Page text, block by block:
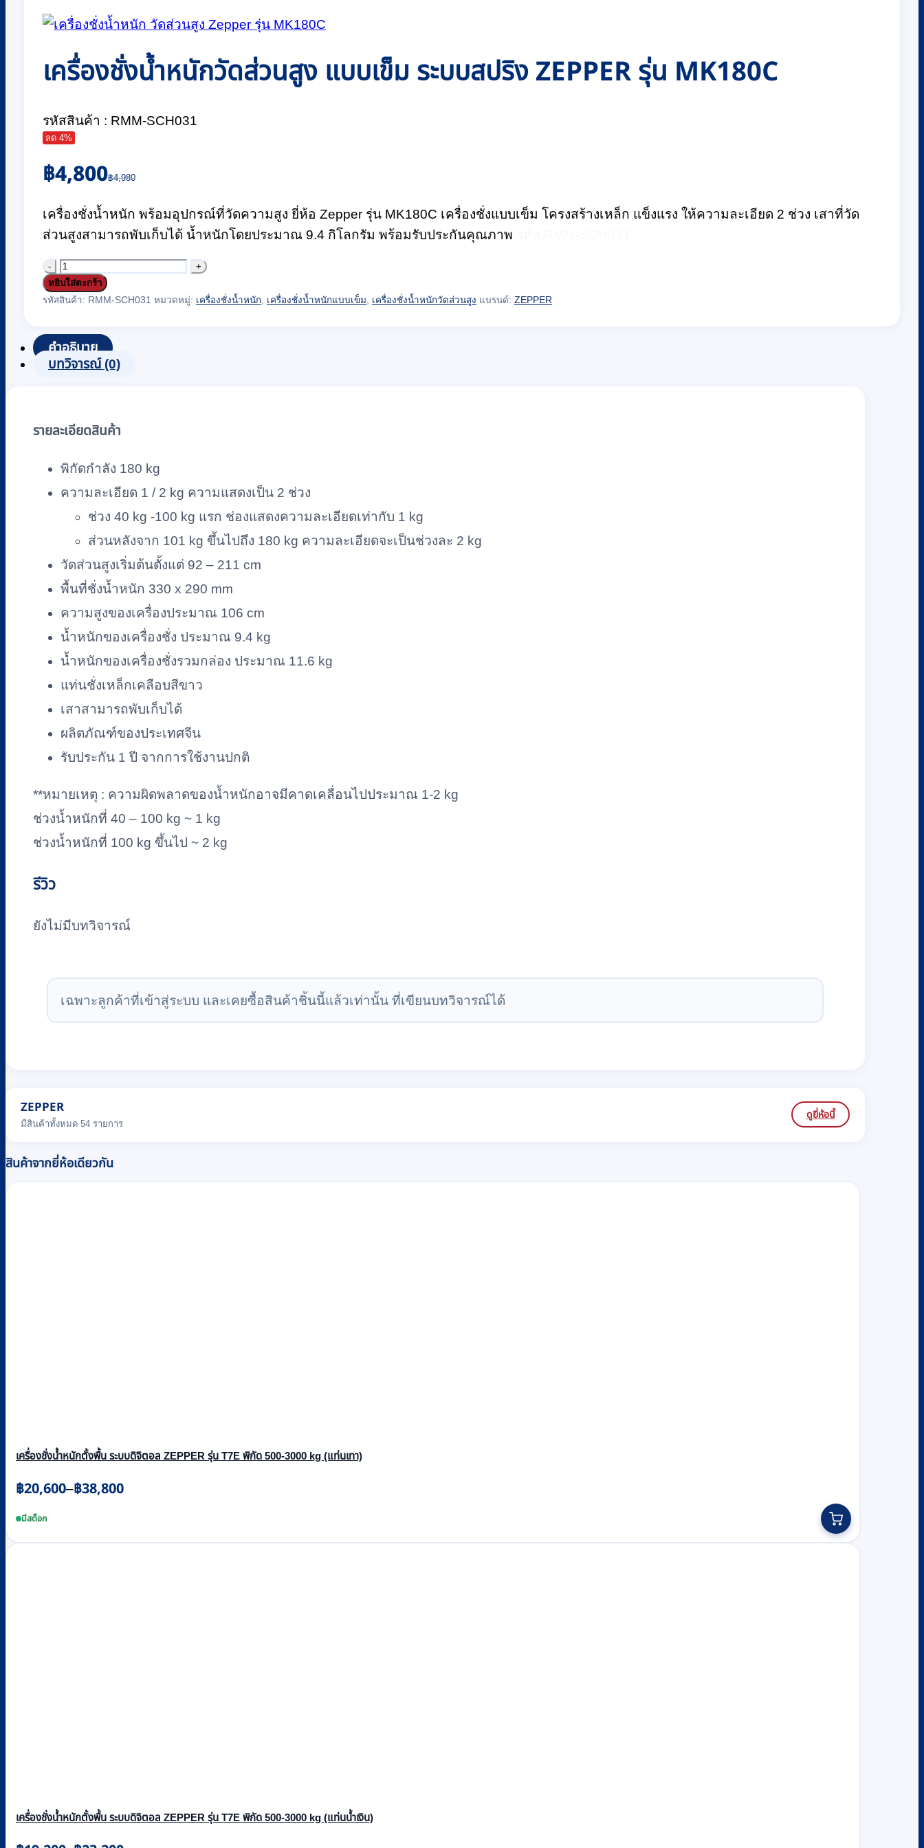
เครื่องชั่งน้ำหนักวัดส่วนสูง แบบเข็ม ระบบสปริง ZEPPER รุ่น MK180C
รหัสสินค้า : RMM-SCH031
ลด 4%
฿4,980
Original
price
฿4,980.
฿4,800
Current
price
฿4,800.
เครื่องชั่งน้ำหนัก พร้อมอุปกรณ์ที่วัดความสูง ยี่ห้อ Zepper รุ่น MK180C เครื่องชั่งแบบเข็ม โครงสร้างเหล็ก แข็งแรง ให้ความละเอียด 2 ช่วง เสาที่วัด
ส่วนสูงสามารถพับเก็บได้ น้ำหนักโดยประมาณ 9.4 กิโลกรัม พร้อมรับประกันคุณภาพ
จำนวน
เครื่อง
หนัก
วัด
แบบ
ระบบ
สปริง
ZEPPER
MK180C
ชิ้น
หยิบใส่ตะกร้า
รหัสสินค้า: RMM-SCH031 หมวดหมู่: เครื่องชั่งน้ำหนัก, เครื่องชั่งน้ำหนักแบบเข็ม, เครื่องชั่งน้ำหนักวัดส่วนสูง แบรนด์: ZEPPER
คำอธิบาย
บทวิจารณ์ (0)
รายละเอียดสินค้า
พิกัดกำลัง 180 kg
ความละเอียด 1 / 2 kg ความแสดงเป็น 2 ช่วง
ช่วง 40 kg -100 kg แรก ช่องแสดงความละเอียดเท่ากับ 1 kg
ส่วนหลังจาก 101 kg ขึ้นไปถึง 180 kg ความละเอียดจะเป็นช่วงละ 2 kg
วัดส่วนสูงเริ่มต้นตั้งแต่ 92 – 211 cm
พื้นที่ชั่งน้ำหนัก 330 x 290 mm
ความสูงของเครื่องประมาณ 106 cm
น้ำหนักของเครื่องชั่ง ประมาณ 9.4 kg
น้ำหนักของเครื่องชั่งรวมกล่อง ประมาณ 11.6 kg
แท่นชั่งเหล็กเคลือบสีขาว
เสาสามารถพับเก็บได้
ผลิตภัณฑ์ของประเทศจีน
รับประกัน 1 ปี จากการใช้งานปกติ
**หมายเหตุ : ความผิดพลาดของน้ำหนักอาจมีคาดเคลื่อนไปประมาณ 1-2 kg
ช่วงน้ำหนักที่ 40 – 100 kg ~ 1 kg
ช่วงน้ำหนักที่ 100 kg ขึ้นไป ~ 2 kg
รีวิว
ยังไม่มีบทวิจารณ์
เฉพาะลูกค้าที่เข้าสู่ระบบ และเคยซื้อสินค้าชิ้นนี้แล้วเท่านั้น ที่เขียนบทวิจารณ์ได้
ZEPPER
มีสินค้าทั้งหมด 54 รายการ
ดูยี่ห้อนี้
สินค้าจากยี่ห้อเดียวกัน
เครื่องชั่งน้ำหนักตั้งพื้น ระบบดิจิตอล ZEPPER รุ่น T7E พิกัด 500-3000 kg (แท่นเทา)
฿20,600–฿38,800
Price
฿20,600
มีสต็อก
product
เครื่องชั่งน้ำหนักตั้งพื้น ระบบดิจิตอล ZEPPER รุ่น T7E พิกัด 500-3000 kg (แท่นน้ำเงิน)